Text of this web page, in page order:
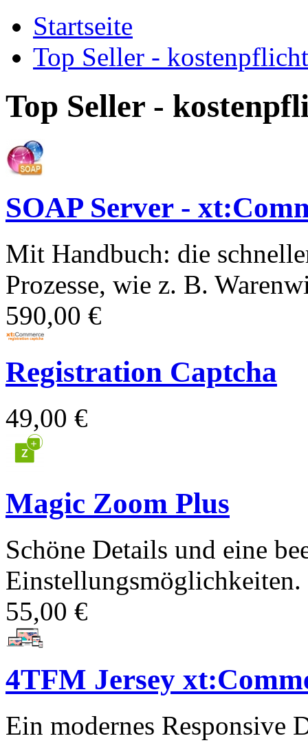
Startseite
Top Seller -
Top Seller -
SOAP Server -
Mit Handbuch: die
Prozesse, wie z. B.
590,00 €
Registration Captcha
49,00 €
Magic Zoom Plus
Schöne Details und eine
Einstellungsmöglichkeiten.
55,00 €
4TFM Jersey
Ein modernes Responsive